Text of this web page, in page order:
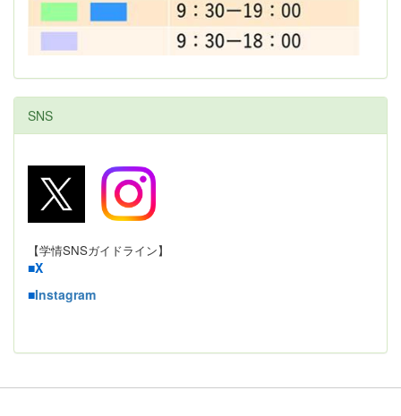
SNS
【学情SNSガイドライン】
■X
■Instagram